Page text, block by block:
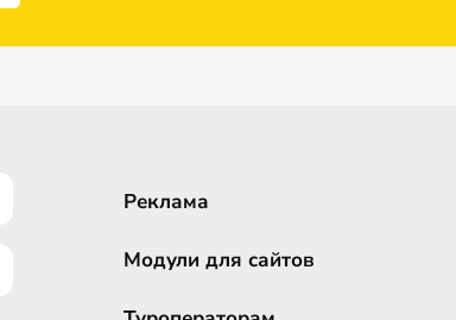
Реклама
Модули для сайтов